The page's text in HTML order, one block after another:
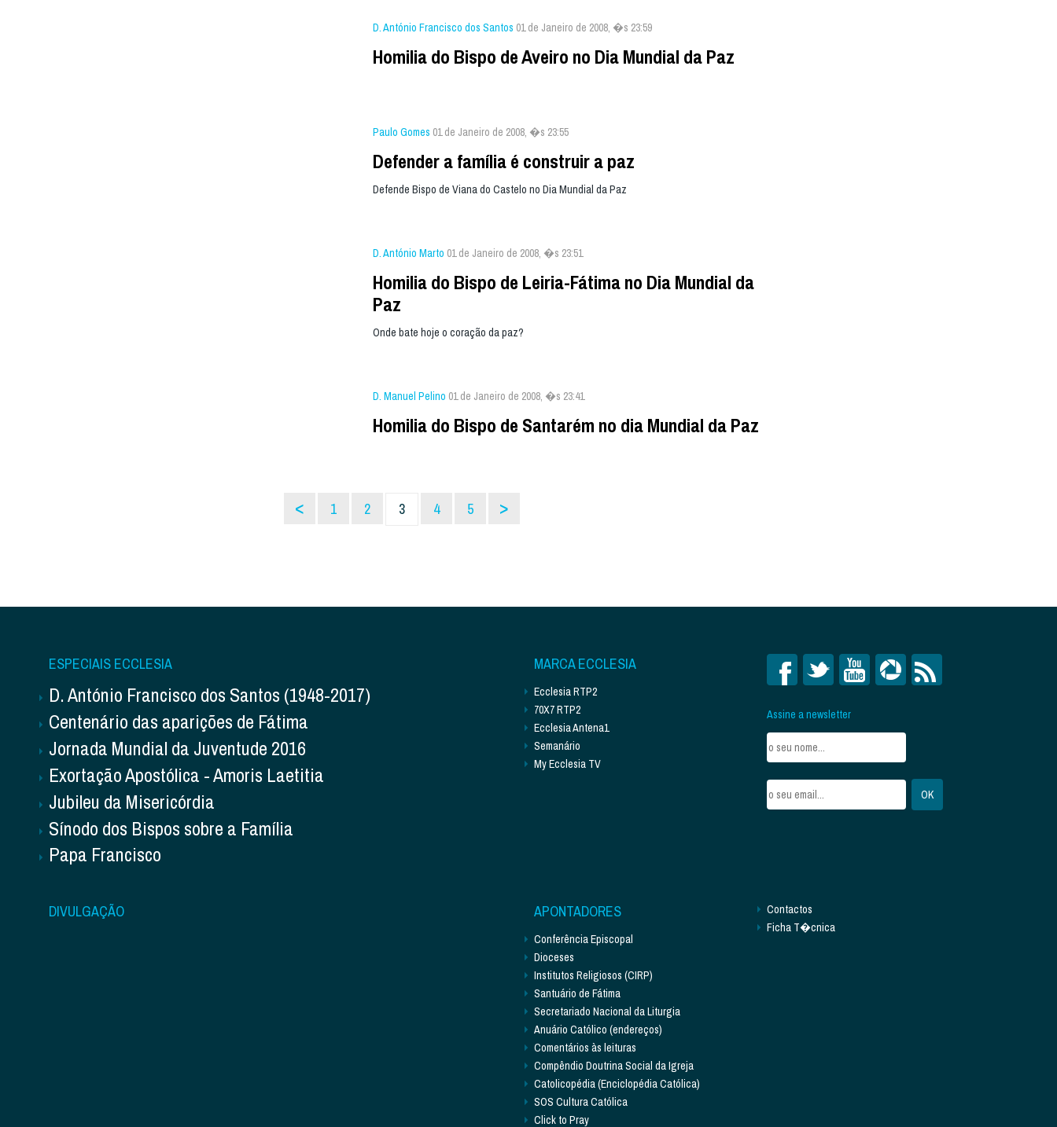
D. António Francisco dos Santos 01 de Janeiro de 2008, �s 23:59
Homilia do Bispo de Aveiro no Dia Mundial da Paz
Paulo Gomes 01 de Janeiro de 2008, �s 23:55
Defender a família é construir a paz
Defende Bispo de Viana do Castelo no Dia Mundial da Paz
D. António Marto 01 de Janeiro de 2008, �s 23:51
Homilia do Bispo de Leiria-Fátima no Dia Mundial da
Paz
Onde bate hoje o coração da paz?
D. Manuel Pelino 01 de Janeiro de 2008, �s 23:41
Homilia do Bispo de Santarém no dia Mundial da Paz
< 1 2 3 4 5 >
ESPECIAIS ECCLESIA
D. António Francisco dos Santos (1948-2017)
Centenário das aparições de Fátima
Jornada Mundial da Juventude 2016
Exortação Apostólica - Amoris Laetitia
Jubileu da Misericórdia
Sínodo dos Bispos sobre a Família
Papa Francisco
MARCA ECCLESIA
Ecclesia RTP2
70X7 RTP2
Ecclesia Antena1
Semanário
My Ecclesia TV
Assine a newsletter
DIVULGAÇÃO APONTADORES
Conferência Episcopal
Dioceses
Institutos Religiosos (CIRP)
Santuário de Fátima
Secretariado Nacional da Liturgia
Anuário Católico (endereços)
Comentários às leituras
Compêndio Doutrina Social da Igreja
Catolicopédia (Enciclopédia Católica)
SOS Cultura Católica
Click to Pray
Contactos
Ficha T�cnica